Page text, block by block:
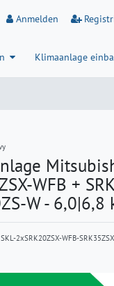
Anmelden
Klimaanlage
WFB +
W -
SKL-2xSRK20ZSX-WFB-